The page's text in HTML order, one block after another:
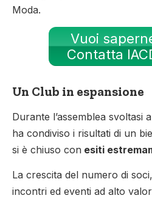
Moda.
Vuoi
Contatta
Un Club in espansione
Durante l’assemblea svoltasi
ha condiviso i risultati di un
si è chiuso con esiti
La crescita del numero di
incontri ed eventi ad alto